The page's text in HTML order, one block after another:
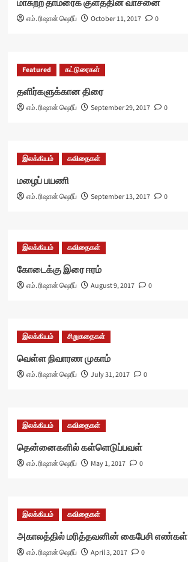
மாசுற்ற தாமரைக் குளத்தின் வாசனை
எம். ரிஷான் ஷெரீப் October 11, 2017 0
Featured கட்டுரைகள்
தளிர்களுக்கான திரை
எம். ரிஷான் ஷெரீப் September 29, 2017 0
இலக்கியம் கவிதைகள்
மழைப் பயணி
எம். ரிஷான் ஷெரீப் September 13, 2017 0
இலக்கியம் கவிதைகள்
கோடைக்கு இரை ஈரம்
எம். ரிஷான் ஷெரீப் August 9, 2017 0
இலக்கியம் சிறுகதைகள்
வெள்ள நிவாரண முகாம்
எம். ரிஷான் ஷெரீப் July 31, 2017 0
இலக்கியம் கவிதைகள்
தென்னைகளில் கள்ளெடுப்பவள்
எம். ரிஷான் ஷெரீப் May 1, 2017 0
இலக்கியம் கவிதைகள்
அகாலத்தில் மரித்தவனின் கைபேசி எண்கள்
எம். ரிஷான் ஷெரீப் April 3, 2017 0